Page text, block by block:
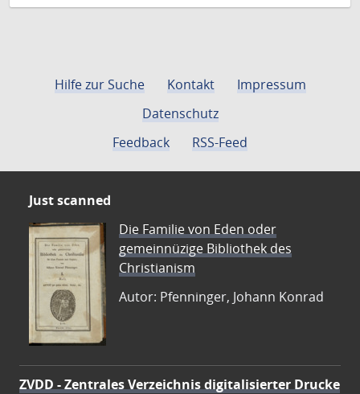
Hilfe zur Suche Kontakt
Impressum
Datenschutz
Feedback
RSS-Feed
Just scanned
Die Familie von Eden oder
gemeinnüzige Bibliothek des
Christianism
Autor: Pfenninger, Johann Konrad
ZVDD - Zentrales Verzeichnis digitalisierter Drucke